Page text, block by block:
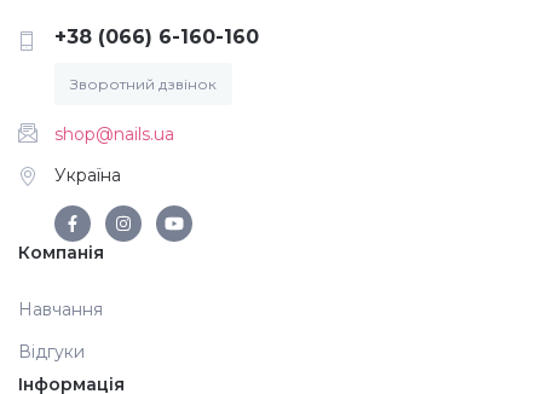
+38 (066) 6-160-160
Зворотний дзвінок
shop@nails.ua
Україна
Компанія
Навчання
Відгуки
Інформація